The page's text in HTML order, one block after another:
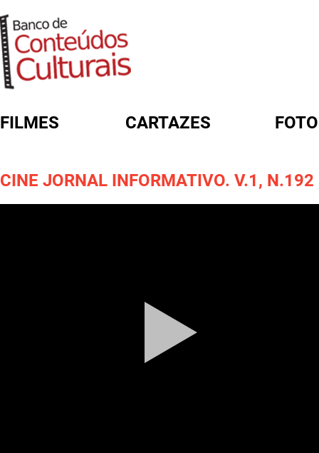
FILMES CARTAZES
CINE JORNAL INFORMATIVO. V.1, N.192